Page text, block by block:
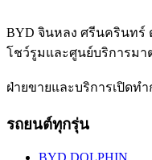
BYD จินหลง ศรีนครินทร์
โชว์รูมและศูนย์บริการมา
ฝ่ายขายและบริการเปิดทำ
รถยนต์ทุกรุ่น